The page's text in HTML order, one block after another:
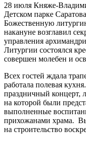
28 июля Княже-
Детском парке
Божественную
накануне возглавил
управления
Литургии состоялcя
совершен молебен и
Всех гостей ждала
работала полевая
праздничный концерт,
на которой были
выполненные
прихожанами храма.
на строительство